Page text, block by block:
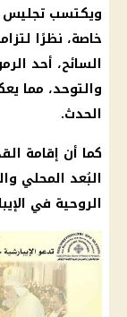
ويكتسب تجليس
خاصة، نظرًا
السائح، أحد
والتوحد، مما
الحدث.
كما أن إقامة
البُعد المحلي
الروحية في